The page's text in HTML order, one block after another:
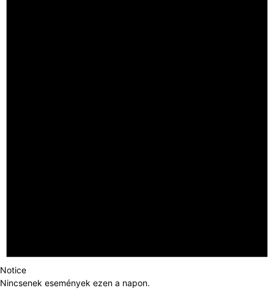
Notice
Nincsenek események ezen a napon.